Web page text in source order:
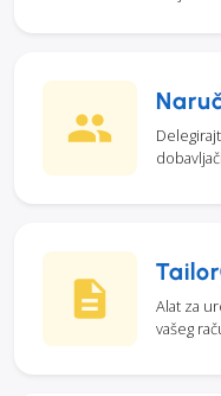
Alat za
vašeg